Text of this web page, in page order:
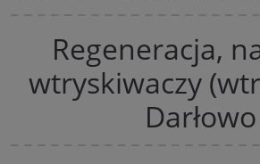
Regeneracja,
wtryskiwaczy
Darłowo